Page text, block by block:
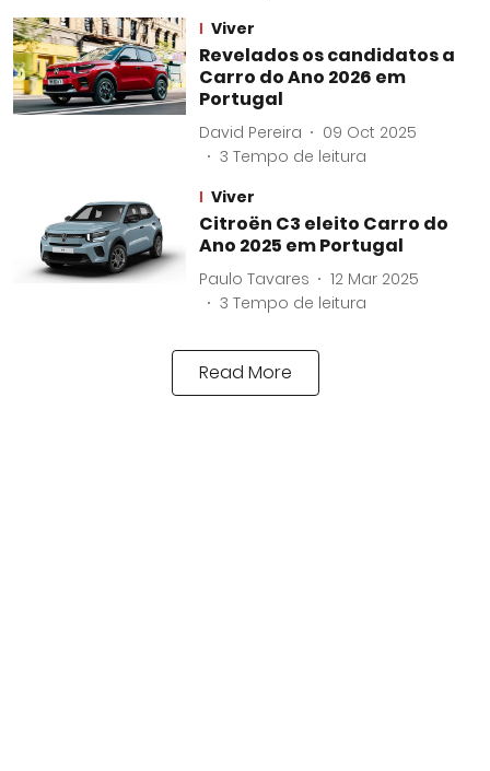
Viver
Revelados os candidatos a
Carro do Ano 2026 em
Portugal
David Pereira
09 Oct 2025
3 Tempo de leitura
Viver
Citroën C3 eleito Carro do
Ano 2025 em Portugal
Paulo Tavares
12 Mar 2025
3 Tempo de leitura
Read More